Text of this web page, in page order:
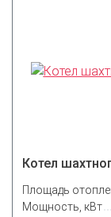
Котел
Площадь
Мощность, кВт